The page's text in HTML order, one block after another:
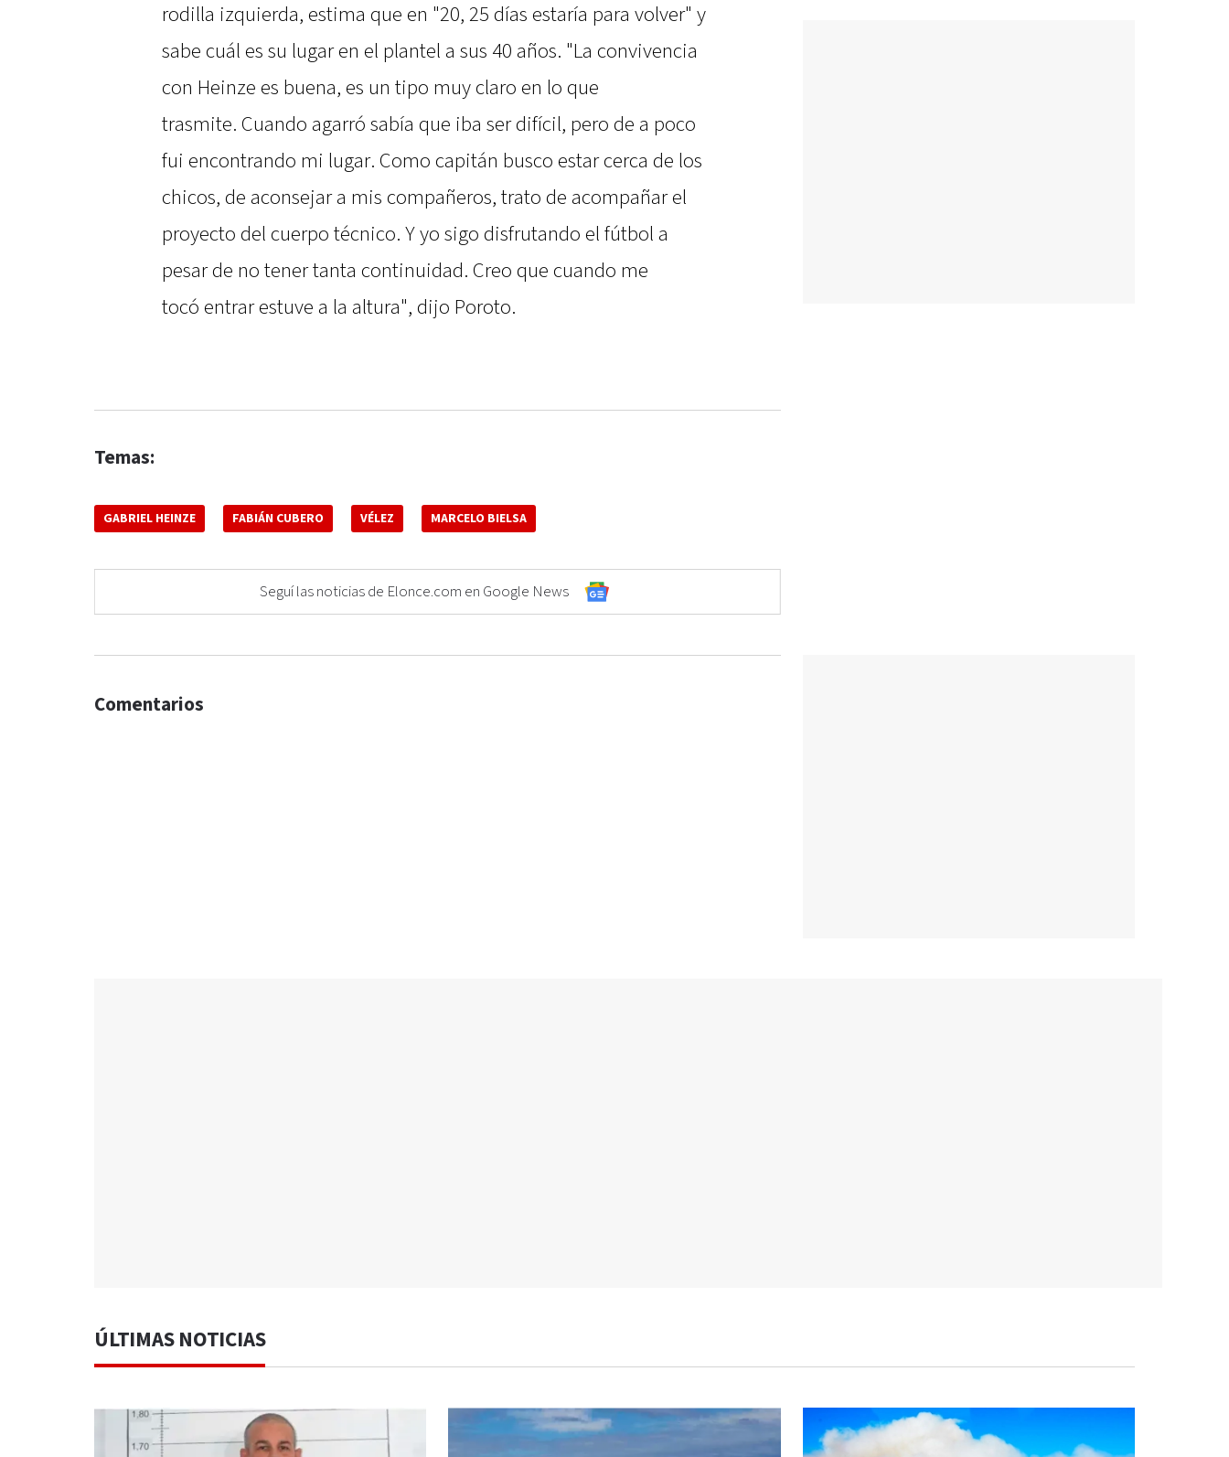
rodilla izquierda, estima que en "20, 25 días estaría para volver" y
sabe cuál es su lugar en el plantel a sus 40 años. "La convivencia
con Heinze es buena, es un tipo muy claro en lo que
trasmite. Cuando agarró sabía que iba ser difícil, pero de a poco
fui encontrando mi lugar. Como capitán busco estar cerca de los
chicos, de aconsejar a mis compañeros, trato de acompañar el
proyecto del cuerpo técnico. Y yo sigo disfrutando el fútbol a
pesar de no tener tanta continuidad. Creo que cuando me
tocó entrar estuve a la altura", dijo Poroto.
Temas:
GABRIEL HEINZE FABIÁN CUBERO VÉLEZ MARCELO BIELSA
Seguí las noticias de Elonce.com en Google News
Comentarios
ÚLTIMAS NOTICIAS